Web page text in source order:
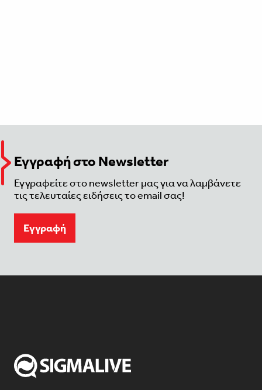
Εγγραφή στο Newsletter
Εγγραφείτε στο newsletter μας για να λαμβάνετε
τις τελευταίες ειδήσεις το email σας!
Eγγραφή